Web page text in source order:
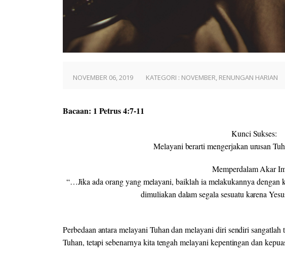
NOVEMBER 06, 2019 KATEGORI : NOVEMBER, RENUNGAN HARIAN
Bacaan: 1 Petrus 4:7-11
Kunci Sukses:
Melayani berarti mengerjakan urusan
Memperdalam Akar
“…Jika ada orang yang melayani, baiklah ia melakukannya
dimuliakan dalam segala sesuatu karena
Perbedaan antara melayani Tuhan dan melayani diri sendiri
Tuhan, tetapi sebenarnya kita tengah melayani kepentingan dan